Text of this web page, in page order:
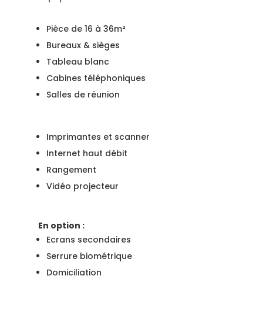
Pièce de 16 à 36m²
Bureaux & sièges
Tableau blanc
Cabines téléphoniques
Salles de réunion
Imprimantes et scanner
Internet haut débit
Rangement
Vidéo projecteur
En option :
Ecrans secondaires
Serrure biométrique
Domiciliation